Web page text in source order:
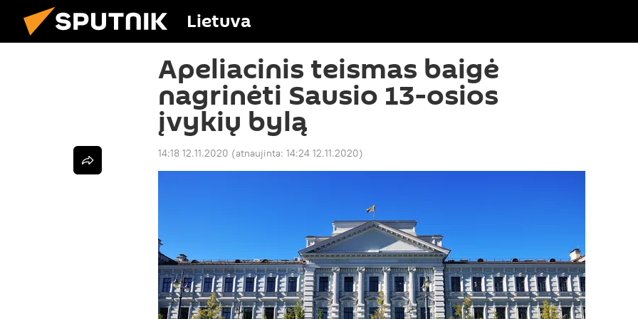
Lietuva
Apeliacinis teismas baigė
nagrinėti Sausio 13-osios
įvykių bylą
14:18 12.11.2020 (atnaujinta: 14:24 12.11.2020)